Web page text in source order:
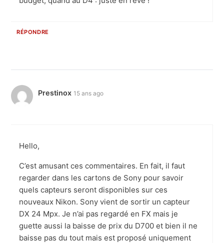
RÉPONDRE
Prestinox 15 ans ago
Hello,
C’est amusant ces commentaires. En fait, il faut
regarder dans les cartons de Sony pour savoir
quels capteurs seront disponibles sur ces
nouveaux Nikon. Sony vient de sortir un capteur
DX 24 Mpx. Je n’ai pas regardé en FX mais je
guette aussi la baisse de prix du D700 et bien il ne
baisse pas du tout mais est proposé uniquement